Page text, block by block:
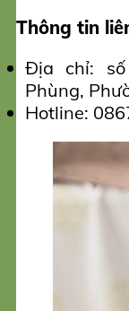
Thông tin
Địa chỉ:
Phùng,
Hotline: